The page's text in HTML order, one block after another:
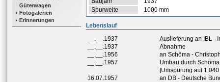
Güterwagen
Fotogalerien
Erinnerungen
Spurweite
1000 mm
Lebenslauf
__.__.1937
Auslieferung an IBL -
__.__.1937
Abnahme
__.__.1956
an Schöma -
__.__.1957
Umbau durch
[Umspurung auf 1.040
16.07.1957
an DB - Deutsche